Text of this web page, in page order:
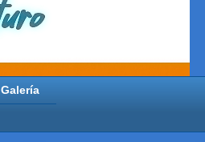
Galería